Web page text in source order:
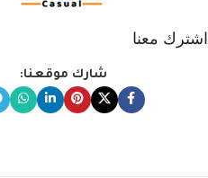
اشترك معنا
شارك موقعنا: